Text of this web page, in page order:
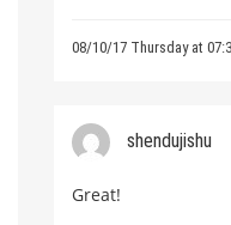
08/10/17 Thursday at
shendujishu
Great!